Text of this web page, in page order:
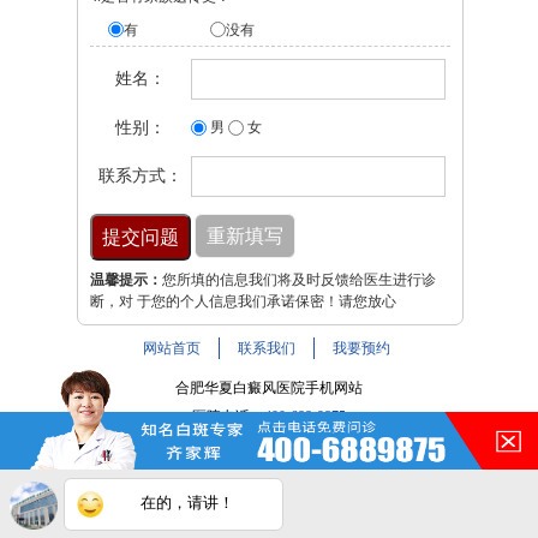
有
没有
姓名：
性别： 男 女
联系方式：
温馨提示： 您所填的信息我们将及时反馈给医生进行诊
断，对 于您的个人信息我们承诺保密！请您放心
网站首页 联系我们 我要预约
合肥华夏白癜风医院手机网站
医院电话：400-688-9875
医院地址：合肥市铜陵路与裕溪路交叉路口
注：本网站信息仅供参考，不能作为诊断及医疗依据，服用
药物或进行治疗时请遵医嘱。如有转载或引用文章涉及版权
问题，请与我们联系。
在的，请讲！